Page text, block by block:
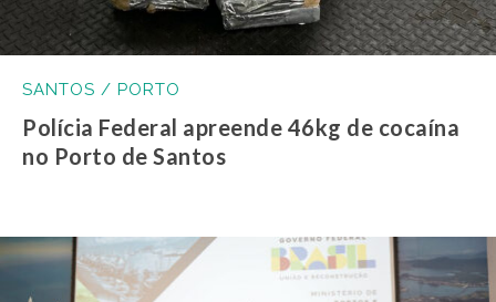
SANTOS / PORTO
Polícia Federal apreende 46kg de cocaína
no Porto de Santos